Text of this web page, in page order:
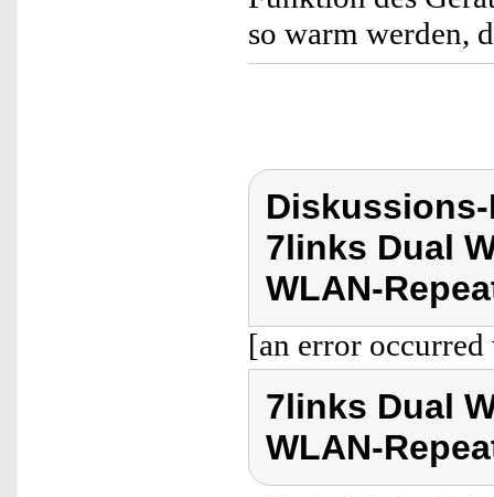
so warm werden,
7links Dual
WLAN-
[an error
7links Dual
WLAN-